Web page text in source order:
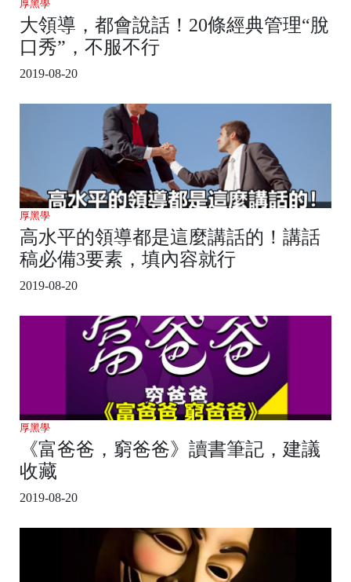
厚黑學
大領導，都會說話！20條經典管理“脫
口秀”，不服不行
2019-08-20
厚黑學
高水平的領導都是這麼講話的！講話
稿必備3要素，填內容就行
2019-08-20
厚黑學
《富爸爸，窮爸爸》讀書筆記，建議
收藏
2019-08-20